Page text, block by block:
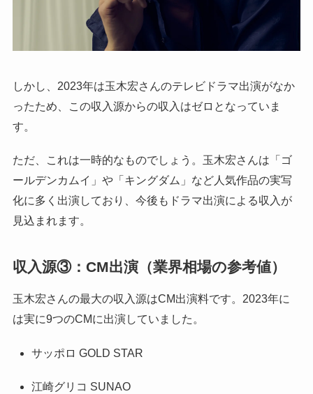
しかし、2023年は玉木宏さんのテレビドラマ出演がなか
ったため、この収入源からの収入はゼロとなっていま
す。
ただ、これは一時的なものでしょう。玉木宏さんは「ゴ
ールデンカムイ」や「キングダム」など人気作品の実写
化に多く出演しており、今後もドラマ出演による収入が
見込まれます。
収入源③：CM出演（業界相場の参考値）
玉木宏さんの最大の収入源はCM出演料です。2023年に
は実に9つのCMに出演していました。
サッポロ GOLD STAR
江崎グリコ SUNAO